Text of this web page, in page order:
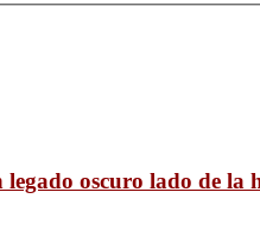
oscuro lado de la